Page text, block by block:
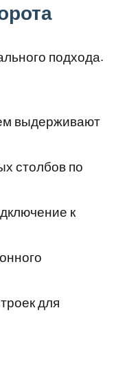
подхода.
выдерживают
столбов по
к
для